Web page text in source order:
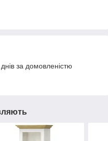
за домовленістю